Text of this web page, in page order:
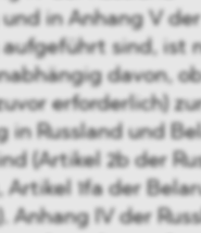
in Anhang V
aufgeführt sind, ist
davon,
erforderlich)
in Russland und
(Artikel 2b der
Artikel 1fa der
Anhang IV der